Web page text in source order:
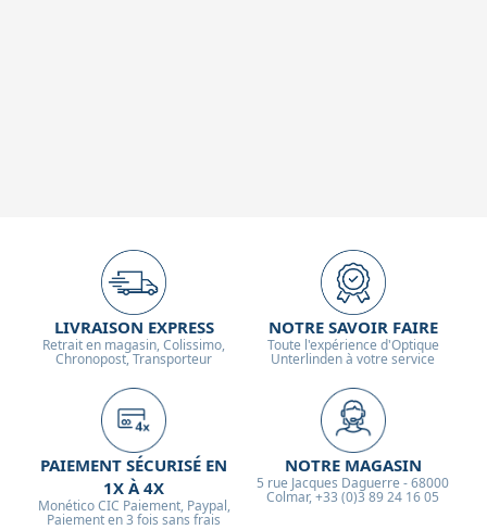
LIVRAISON EXPRESS
Retrait en magasin, Colissimo,
Chronopost, Transporteur
NOTRE SAVOIR FAIRE
Toute l'expérience d'Optique
Unterlinden à votre service
PAIEMENT SÉCURISÉ EN
1X À 4X
Monético CIC Paiement, Paypal,
Paiement en 3 fois sans frais
NOTRE MAGASIN
5 rue Jacques Daguerre - 68000
Colmar, +33 (0)3 89 24 16 05